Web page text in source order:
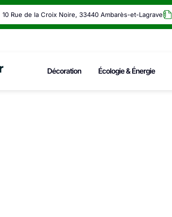
10 Rue de la Croix Noire, 33440 Ambarès-et-Lagrave
Décoration Écologie & Énergie